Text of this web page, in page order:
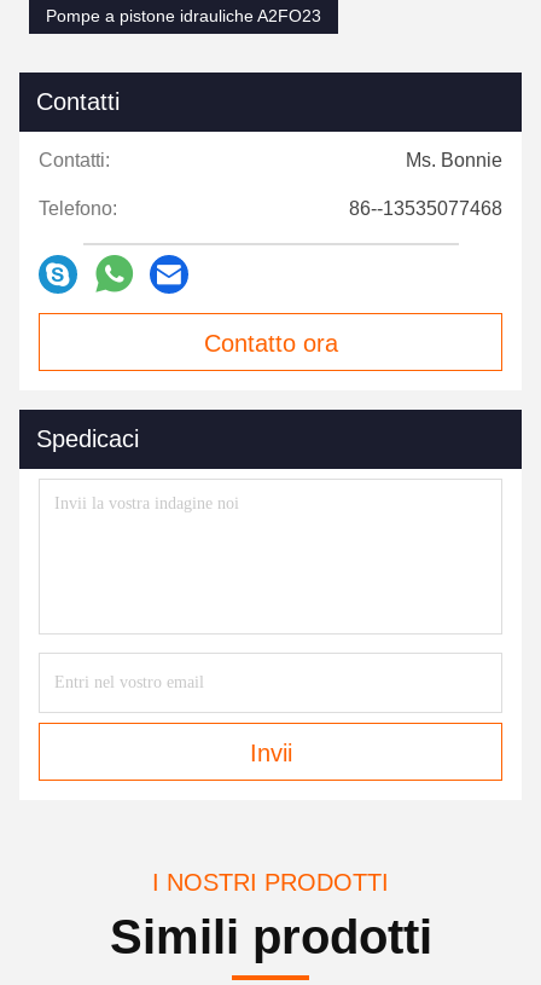
Pompe a pistone idrauliche A2FO23
Contatti
Contatti: Ms. Bonnie
Telefono: 86--13535077468
Contatto ora
Spedicaci
Invii
I NOSTRI PRODOTTI
Simili prodotti